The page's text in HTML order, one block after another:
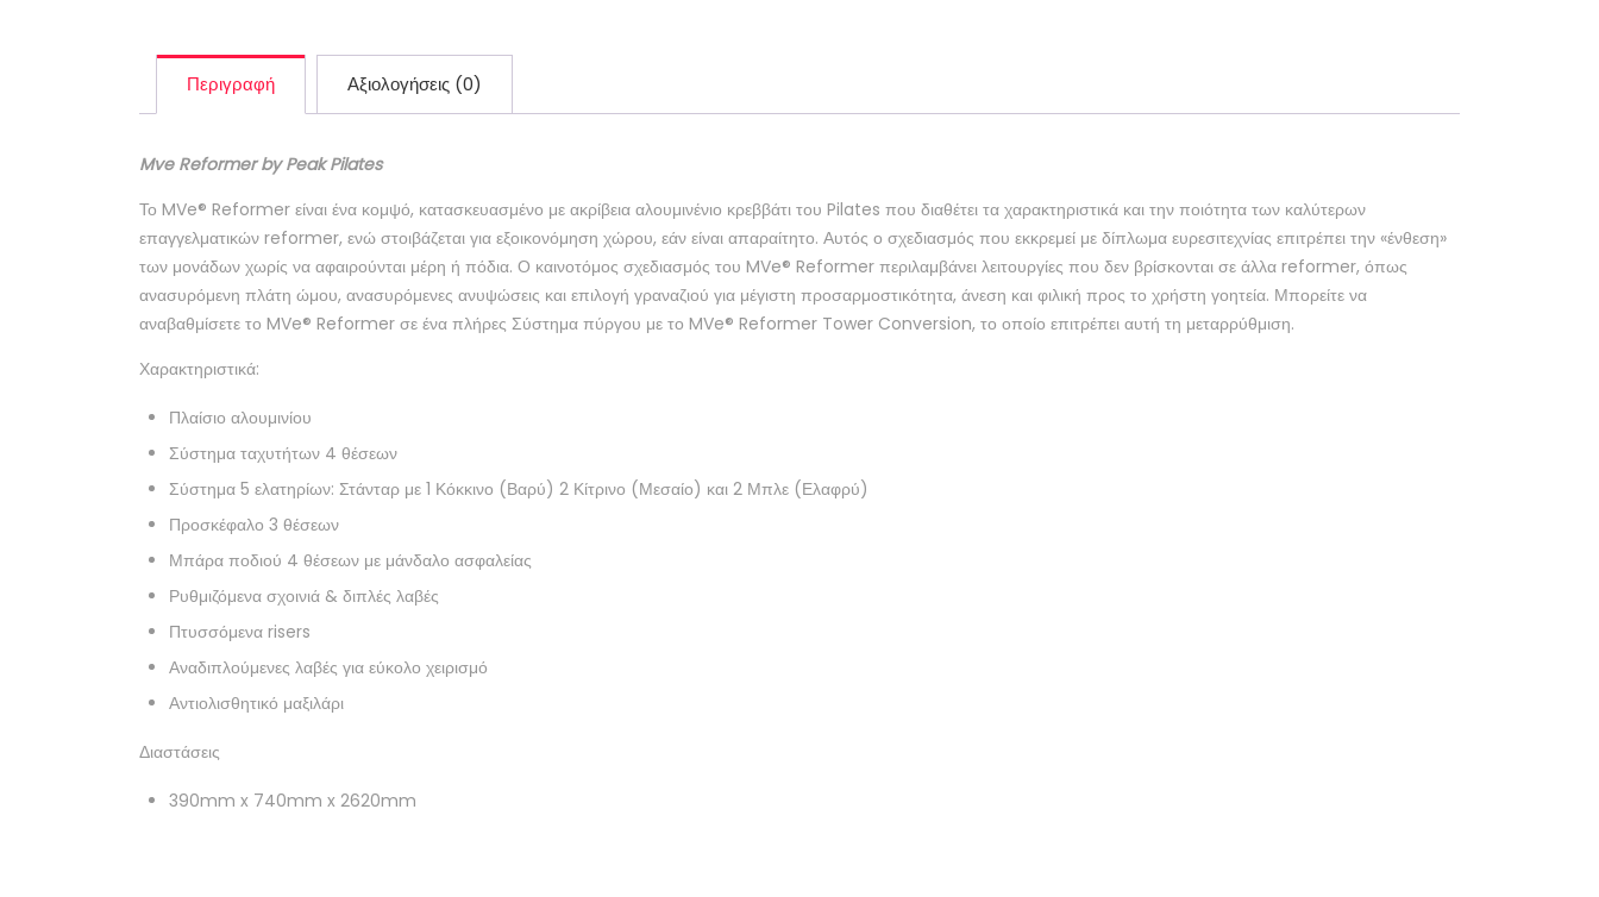
Περιγραφή Αξιολογήσεις (0)
Mve Reformer by Peak Pilates
Το MVe® Reformer είναι ένα κομψό, κατασκευασμένο με ακρίβεια αλουμινένιο κρεββάτι του Pilates που διαθέτει τα χαρακτηριστικά και την ποιότητα των καλύτερων
επαγγελματικών reformer, ενώ στοιβάζεται για εξοικονόμηση χώρου, εάν είναι απαραίτητο. Αυτός ο σχεδιασμός που εκκρεμεί με δίπλωμα ευρεσιτεχνίας επιτρέπει την «ένθεση»
των μονάδων χωρίς να αφαιρούνται μέρη ή πόδια. Ο καινοτόμος σχεδιασμός του MVe® Reformer περιλαμβάνει λειτουργίες που δεν βρίσκονται σε άλλα reformer, όπως
ανασυρόμενη πλάτη ώμου, ανασυρόμενες ανυψώσεις και επιλογή γραναζιού για μέγιστη προσαρμοστικότητα, άνεση και φιλική προς το χρήστη γοητεία. Μπορείτε να
αναβαθμίσετε το MVe® Reformer σε ένα πλήρες Σύστημα πύργου με το MVe® Reformer Tower Conversion, το οποίο επιτρέπει αυτή τη μεταρρύθμιση.
Χαρακτηριστικά:
Πλαίσιο αλουμινίου
Σύστημα ταχυτήτων 4 θέσεων
Σύστημα 5 ελατηρίων: Στάνταρ με 1 Κόκκινο (Βαρύ) 2 Κίτρινο (Μεσαίο) και 2 Μπλε (Ελαφρύ)
Προσκέφαλο 3 θέσεων
Μπάρα ποδιού 4 θέσεων με μάνδαλο ασφαλείας
Ρυθμιζόμενα σχοινιά & διπλές λαβές
Πτυσσόμενα risers
Αναδιπλούμενες λαβές για εύκολο χειρισμό
Αντιολισθητικό μαξιλάρι
Διαστάσεις
390mm x 740mm x 2620mm